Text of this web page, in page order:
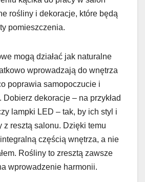
rośliny i dekoracje, które będą
pomieszczenia.
mogą działać jak naturalne
wprowadzają do wnętrza
poprawia samopoczucie i
dekoracje – na przykład
lampki LED – tak, by ich styl i
z resztą salonu. Dzięki temu
częścią wnętrza, a nie
Rośliny to zresztą zawsze
wprowadzenie harmonii.